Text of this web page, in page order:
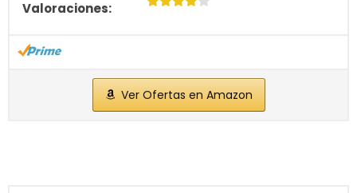
Ver Ofertas en Amazon